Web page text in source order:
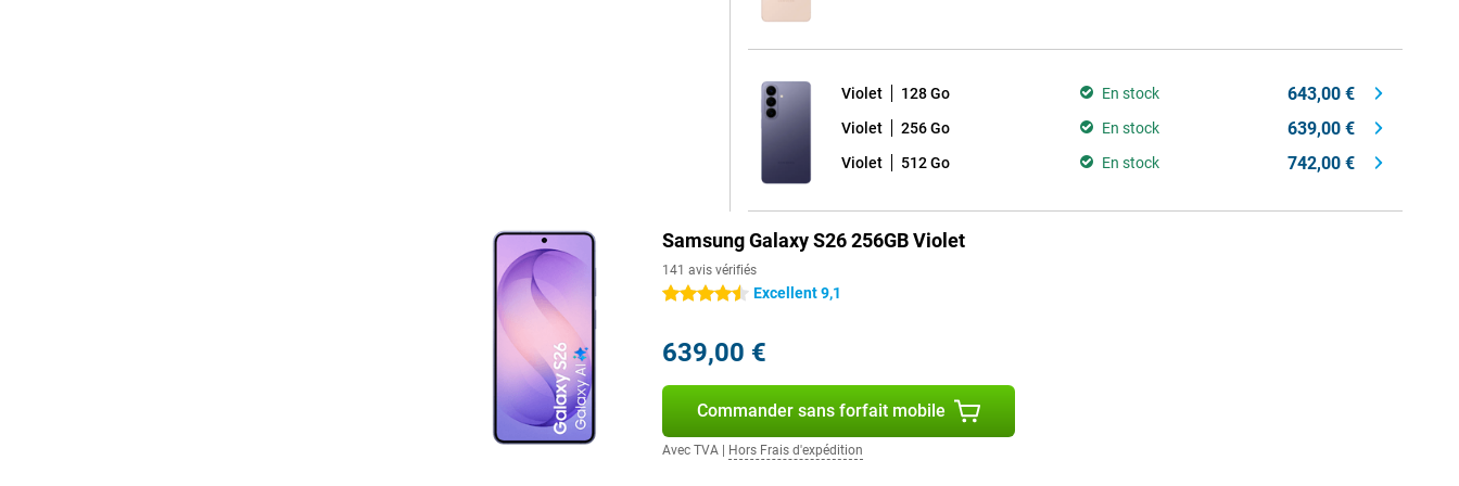
énergie. Votre batterie reste ainsi pleine plus longtemps, même en cas d'utilisation intensive. Grâce
à l'amélioration du refroidissement par chambre à vapeur, votre appareil reste froid et stable
lorsque vous montez une longue vidéo ou jouez à un jeu intensif, par exemple.
L'écran Dynamic AMOLED 2X de 6,3 pouces du Galaxy S26 offre une image nette et colorée avec
des contrastes profonds. Grâce à Vision Booster, l'écran reste facile à lire en plein soleil en ajustant
automatiquement la luminosité et les couleurs. Le taux de rafraîchissement de 120 Hz garantit
des animations très douces, un défilement fluide et une expérience de jeu rapide.
Vous préférez un appareil avec un écran plus grand ? Le Samsung Galaxy S26+ est peut-être fait
Violet 128 Go En stock 643,00 €
Violet 256 Go En stock 639,00 €
Violet 512 Go En stock 742,00 €
Samsung Galaxy S26 256GB Violet
141 avis vérifiés
4.5 étoilesExcellent 9,1
639,00 €
Commander sans forfait mobile
Avec TVA| Hors Frais d'expédition